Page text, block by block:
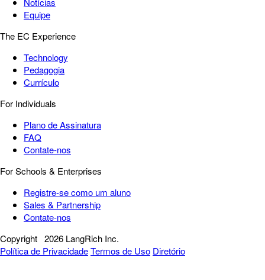
Equipe
The EC Experience
Technology
Pedagogia
Currículo
For Individuals
Plano de Assinatura
FAQ
Contate-nos
For Schools & Enterprises
Registre-se como um aluno
Sales & Partnership
Contate-nos
Copyright 2026 LangRich Inc.
Política de PrivacidadeTermos de Uso Diretório